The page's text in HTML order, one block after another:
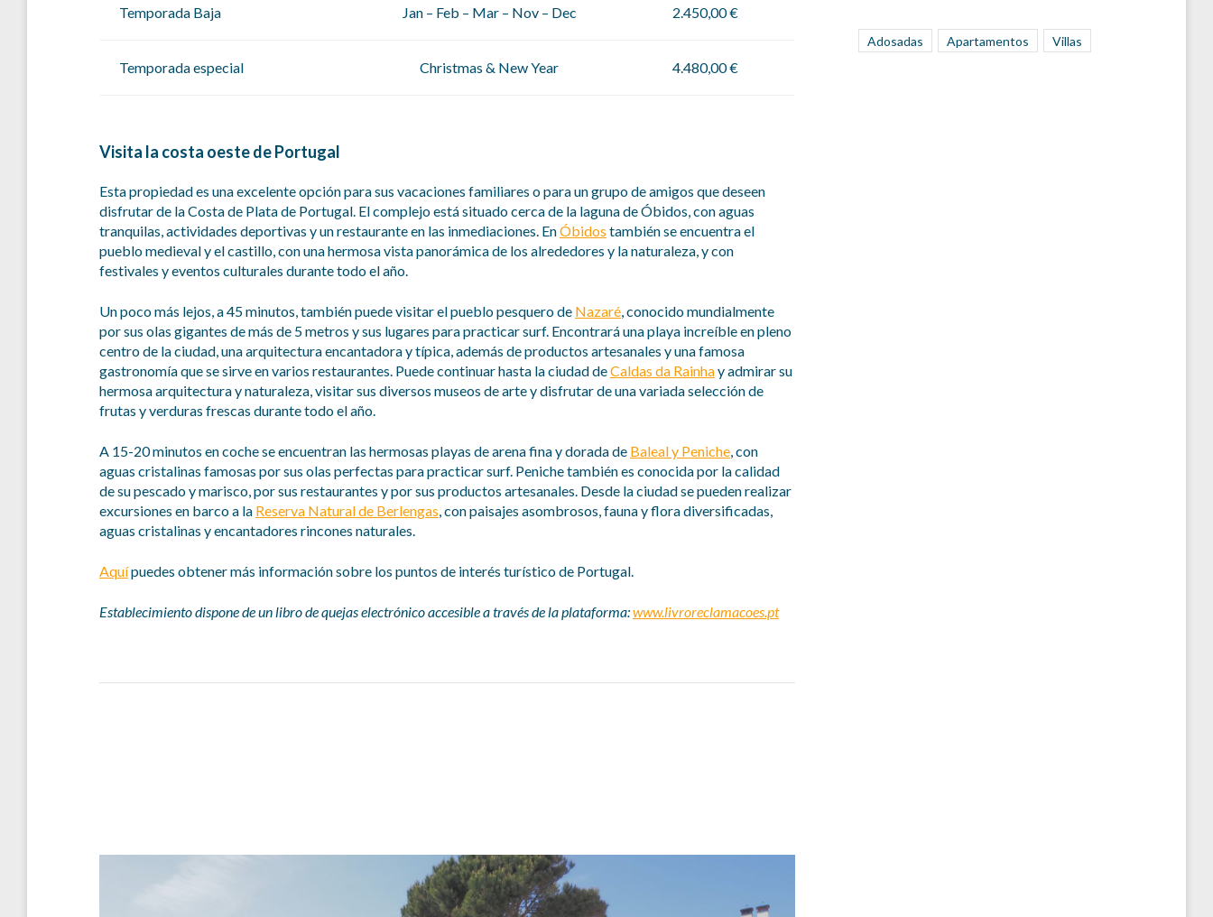
Temporada Baja Jan – Feb – Mar – Nov – Dec 2.450,00 €
Temporada especial Christmas & New Year 4.480,00 €
Visita la costa oeste de Portugal
Esta propiedad es una excelente opción para sus vacaciones familiares o para un grupo de amigos que deseen
disfrutar de la Costa de Plata de Portugal. El complejo está situado cerca de la laguna de Óbidos, con aguas
tranquilas, actividades deportivas y un restaurante en las inmediaciones. EnÓbidos también se encuentra el
pueblo medieval y el castillo, con una hermosa vista panorámica de los alrededores y la naturaleza, y con
festivales y eventos culturales durante todo el año.
Un poco más lejos, a 45 minutos, también puede visitar el pueblo pesquero de Nazaré, conocido mundialmente
por sus olas gigantes de más de 5 metros y sus lugares para practicar surf. Encontrará una playa increíble en pleno
centro de la ciudad, una arquitectura encantadora y típica, además de productos artesanales y una famosa
gastronomía que se sirve en varios restaurantes. Puede continuar hasta la ciudad deCaldas da Rainhay admirar su
hermosa arquitectura y naturaleza, visitar sus diversos museos de arte y disfrutar de una variada selección de
frutas y verduras frescas durante todo el año.
A 15-20 minutos en coche se encuentran las hermosas playas de arena fina y dorada de Baleal y Peniche, con
aguas cristalinas famosas por sus olas perfectas para practicar surf. Peniche también es conocida por la calidad
de su pescado y marisco, por sus restaurantes y por sus productos artesanales. Desde la ciudad se pueden realizar
excursiones en barco a la Reserva Natural de Berlengas, con paisajes asombrosos, fauna y flora diversificadas,
aguas cristalinas y encantadores rincones naturales.
Aquípuedes obtener más información sobre los puntos de interés turístico de Portugal.
Establecimiento dispone de un libro de quejas electrónico accesible a través de la plataforma:www.livroreclamacoes.pt
Adosadas Apartamentos Villas